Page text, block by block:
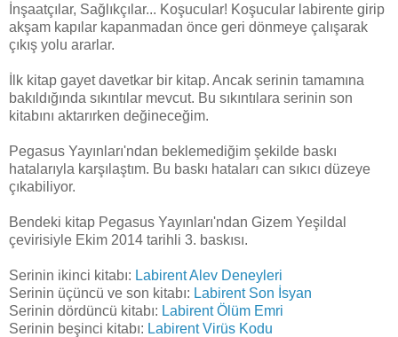
İnşaatçılar, Sağlıkçılar... Koşucular! Koşucular labirente girip
akşam kapılar kapanmadan önce geri dönmeye çalışarak
çıkış yolu ararlar.
İlk kitap gayet davetkar bir kitap. Ancak serinin tamamına
bakıldığında sıkıntılar mevcut. Bu sıkıntılara serinin son
kitabını aktarırken değineceğim.
Pegasus Yayınları'ndan beklemediğim şekilde baskı
hatalarıyla karşılaştım. Bu baskı hataları can sıkıcı düzeye
çıkabiliyor.
Bendeki kitap Pegasus Yayınları'ndan Gizem Yeşildal
çevirisiyle Ekim 2014 tarihli 3. baskısı.
Serinin ikinci kitabı: Labirent Alev Deneyleri
Serinin üçüncü ve son kitabı: Labirent Son İsyan
Serinin dördüncü kitabı: Labirent Ölüm Emri
Serinin beşinci kitabı: Labirent Virüs Kodu